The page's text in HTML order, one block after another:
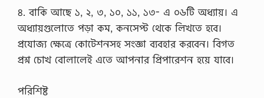
৪. বাকি আছে ১, ২, ৩, ১০, ১১, ১৩- এ ০৬টি অধ্যায়। এ
অধ্যায়গুলোতে পড়া কম, কনসেপ্ট থেকে লিখতে হবে।
প্রযোজ্য ক্ষেত্রে কোটেশনসহ সংজ্ঞা ব্যবহার করবেন। বিগত
প্রশ্ন চোখ বোলালেই এতে আপনার প্রিপারেশন হয়ে যাবে।
পরিশিষ্ট